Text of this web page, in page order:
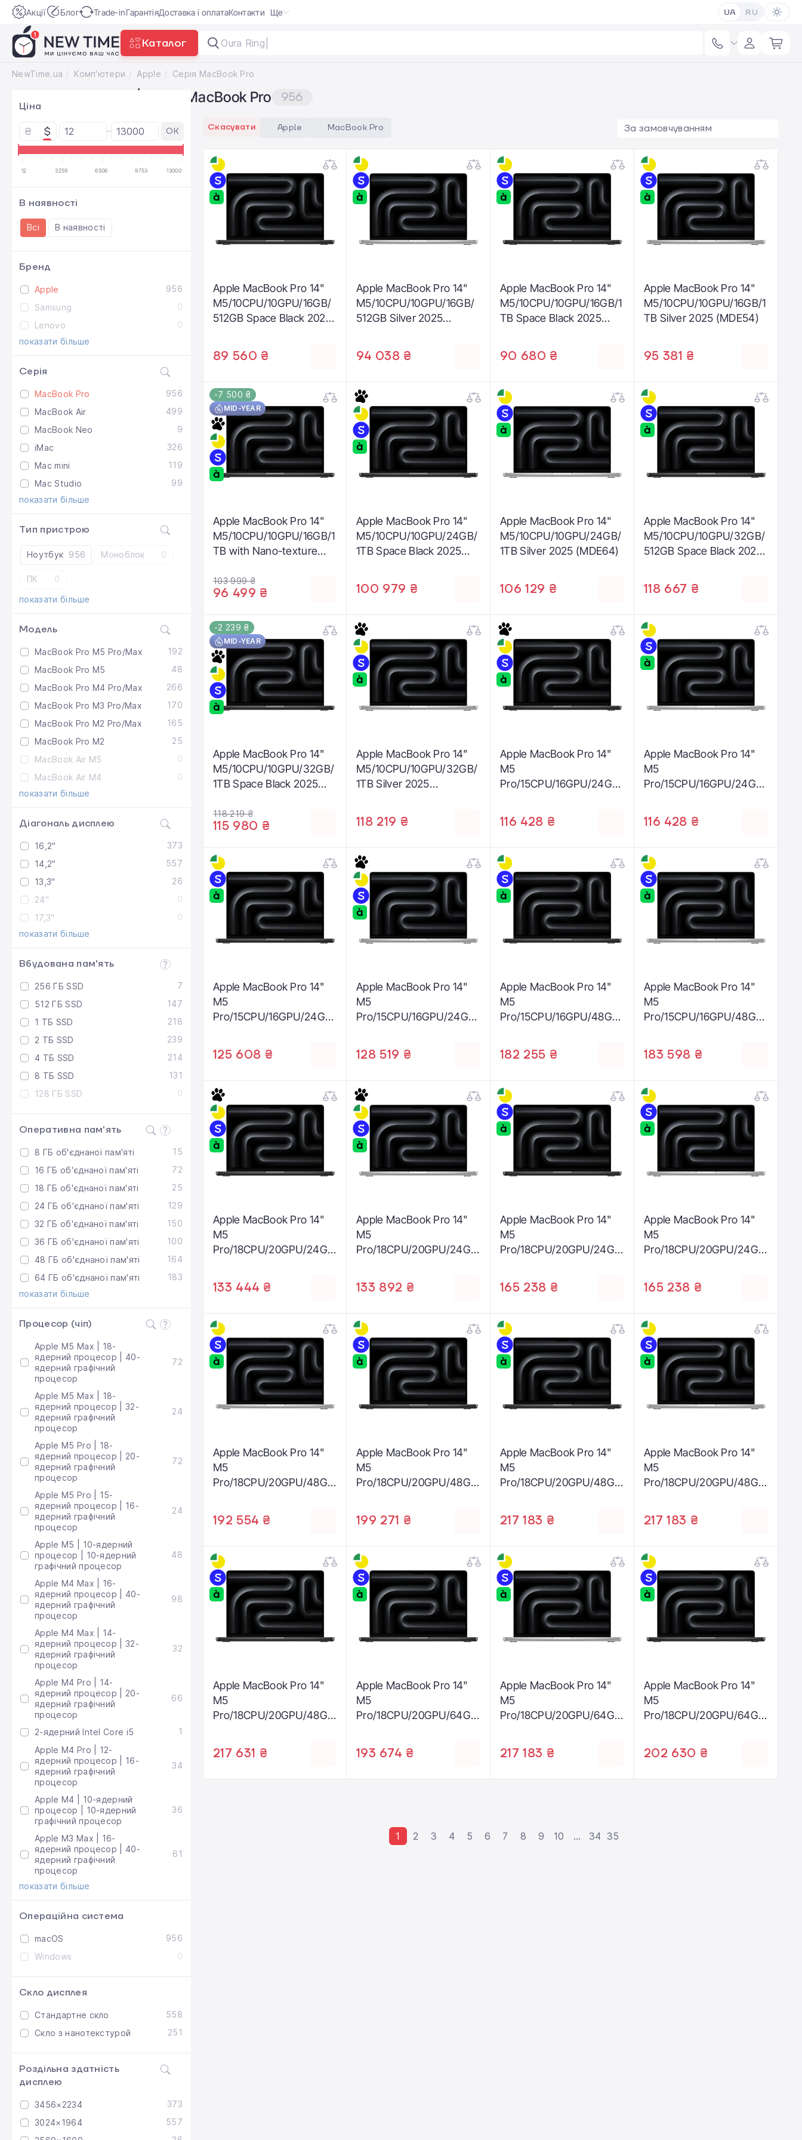
Акції Блог Trade-inГарантіяДоставка і оплатаКонтакти Ще UA RU
Каталог Oura Ring 5
NewTime.ua Комп'ютери Apple Серія MacBook Pro
Комп'ютери Apple | Серія MacBook Pro 956
Ціна
₴ $ OK
12 3259 6506 9753 13000
В наявності
Всі В наявності
Бренд
Apple
956
Samsung
0
Lenovo
0
показати більше
Серія
MacBook Pro
956
MacBook Air
499
MacBook Neo
9
iMac
326
Mac mini
119
Mac Studio
99
показати більше
Тип пристрою
Ноутбук 956 Моноблок 0
ПК
0
показати більше
Модель
MacBook Pro M5 Pro/Max
192
MacBook Pro M5
48
MacBook Pro M4 Pro/Max
266
MacBook Pro M3 Pro/Max
170
MacBook Pro M2 Pro/Max
165
MacBook Pro M2
25
MacBook Air M5
0
MacBook Air M4
0
показати більше
Діагональ дисплею
16,2"
373
14,2"
557
13,3"
26
24"
0
17,3"
0
показати більше
Вбудована пам'ять
256 ГБ SSD
7
512 ГБ SSD
147
1 ТБ SSD
218
2 ТБ SSD
239
4 ТБ SSD
214
8 ТБ SSD
131
128 ГБ SSD
0
Оперативна пам'ять
8 ГБ об'єднаної пам'яті
15
16 ГБ об'єднаної пам'яті
72
18 ГБ об'єднаної пам'яті
25
24 ГБ об'єднаної пам'яті
129
32 ГБ об'єднаної пам'яті
150
36 ГБ об'єднаної пам'яті
100
48 ГБ об'єднаної пам'яті
164
64 ГБ об'єднаної пам'яті
183
показати більше
Процесор (чіп)
Apple M5 Max | 18-
ядерний процесор | 40-
ядерний графічний
процесор
72
Apple M5 Max | 18-
ядерний процесор | 32-
ядерний графічний
процесор
24
Apple M5 Pro | 18-
ядерний процесор | 20-
ядерний графічний
процесор
72
Apple M5 Pro | 15-
ядерний процесор | 16-
ядерний графічний
процесор
24
Apple M5 | 10-ядерний
процесор | 10-ядерний
графічний процесор
48
Apple M4 Max | 16-
ядерний процесор | 40-
ядерний графічний
процесор
98
Apple M4 Max | 14-
ядерний процесор | 32-
ядерний графічний
процесор
32
Apple M4 Pro | 14-
ядерний процесор | 20-
ядерний графічний
процесор
66
2-ядерний Intel Core i5
1
Apple M4 Pro | 12-
ядерний процесор | 16-
ядерний графічний
процесор
34
Apple M4 | 10-ядерний
процесор | 10-ядерний
графічний процесор
36
Apple M3 Max | 16-
ядерний процесор | 40-
ядерний графічний
процесор
61
показати більше
Операційна система
macOS
956
Windows
0
Скло дисплея
Стандартне скло
558
Скло з нанотекстурой
251
Роздільна здатність
дисплею
3456×2234
373
3024×1964
557
Скасувати Apple MacBook Pro За замовчуванням
Apple MacBook Pro 14"
M5/10CPU/10GPU/16GB/
512GB Space Black 2025
89 560 ₴
Apple MacBook Pro 14"
M5/10CPU/10GPU/16GB/
512GB Silver 2025
94 038 ₴
Apple MacBook Pro 14"
M5/10CPU/10GPU/16GB/1
TB Space Black 2025
90 680 ₴
Apple MacBook Pro 14"
M5/10CPU/10GPU/16GB/1
TB Silver 2025 (MDE54)
95 381 ₴
-7 500 ₴
MID-YEAR
Apple MacBook Pro 14"
M5/10CPU/10GPU/16GB/1
TB with Nano-texture
2025 (MEQJ4,
Z1KH000VJ)
103 999 ₴
96 499 ₴
Apple MacBook Pro 14"
M5/10CPU/10GPU/24GB/
1TB Space Black 2025
100 979 ₴
Apple MacBook Pro 14"
M5/10CPU/10GPU/24GB/
1TB Silver 2025 (MDE64)
106 129 ₴
Apple MacBook Pro 14"
M5/10CPU/10GPU/32GB/
512GB Space Black 2025
118 667 ₴
-2 239 ₴
MID-YEAR
Apple MacBook Pro 14"
M5/10CPU/10GPU/32GB/
1TB Space Black 2025
118 219 ₴
115 980 ₴
Apple MacBook Pro 14"
M5/10CPU/10GPU/32GB/
1TB Silver 2025
118 219 ₴
Apple MacBook Pro 14"
M5
Pro/15CPU/16GPU/24GB/
116 428 ₴
Apple MacBook Pro 14"
M5
Pro/15CPU/16GPU/24GB/
116 428 ₴
Apple MacBook Pro 14"
M5
Pro/15CPU/16GPU/24GB/
125 608 ₴
Apple MacBook Pro 14"
M5
Pro/15CPU/16GPU/24GB/
128 519 ₴
Apple MacBook Pro 14"
M5
Pro/15CPU/16GPU/48GB/
182 255 ₴
Apple MacBook Pro 14"
M5
Pro/15CPU/16GPU/48GB/
183 598 ₴
Apple MacBook Pro 14"
M5
Pro/18CPU/20GPU/24GB
133 444 ₴
Apple MacBook Pro 14"
M5
Pro/18CPU/20GPU/24GB
133 892 ₴
Apple MacBook Pro 14"
M5
Pro/18CPU/20GPU/24GB
2026 (Z1ML002Y1)
165 238 ₴
Apple MacBook Pro 14"
M5
Pro/18CPU/20GPU/24GB
(Z1MH002QU)
165 238 ₴
Apple MacBook Pro 14"
M5
Pro/18CPU/20GPU/48GB
192 554 ₴
Apple MacBook Pro 14"
M5
Pro/18CPU/20GPU/48GB
2026 (Z1ML002HC)
199 271 ₴
Apple MacBook Pro 14"
M5
Pro/18CPU/20GPU/48GB
217 183 ₴
Apple MacBook Pro 14"
M5
Pro/18CPU/20GPU/48GB
217 183 ₴
Apple MacBook Pro 14"
M5
Pro/18CPU/20GPU/48GB
2026 (Z1ML002Y2)
217 631 ₴
Apple MacBook Pro 14"
M5
Pro/18CPU/20GPU/64GB
193 674 ₴
Apple MacBook Pro 14"
M5
Pro/18CPU/20GPU/64GB
217 183 ₴
Apple MacBook Pro 14"
M5
Pro/18CPU/20GPU/64GB
2026 (Z1ML002PF)
202 630 ₴
1 2 3 4 5 6 7 8 9 10 ... 34 35